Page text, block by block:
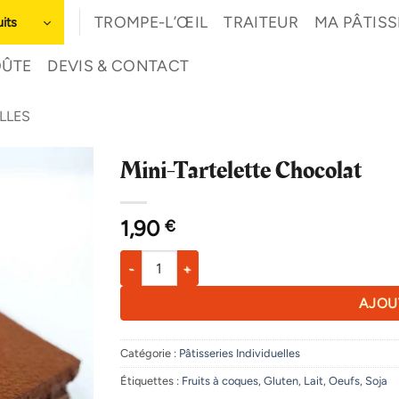
TROMPE-L’ŒIL TRAITEUR MA
DEVIS & CONTACT
Mini-Tartelette Chocolat
1,90 €
quantité de Mini-Tartelette Chocolat
Catégorie : Pâtisseries Individuelles
Étiquettes : Fruits à coques, Gluten, Lait, Oeufs, Soja